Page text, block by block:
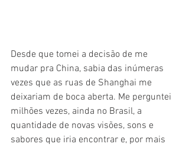
Desde que tomei a decisão de me
mudar pra China, sabia das inúmeras
vezes que as ruas de Shanghai me
deixariam de boca aberta. Me perguntei
milhões vezes, ainda no Brasil, a
quantidade de novas visões, sons e
sabores que iria encontrar e, por mais